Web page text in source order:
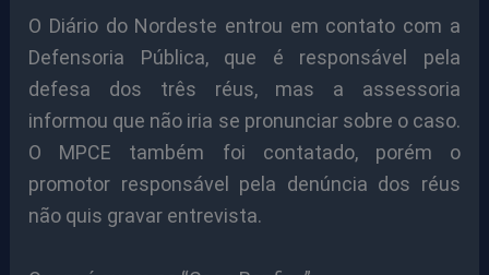
O Diário do Nordeste entrou em contato com a
Defensoria Pública, que é responsável pela
defesa dos três réus, mas a assessoria
informou que não iria se pronunciar sobre o caso.
O MPCE também foi contatado, porém o
promotor responsável pela denúncia dos réus
não quis gravar entrevista.